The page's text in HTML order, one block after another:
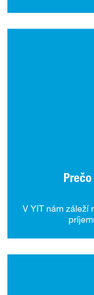
V YIT nám záleží